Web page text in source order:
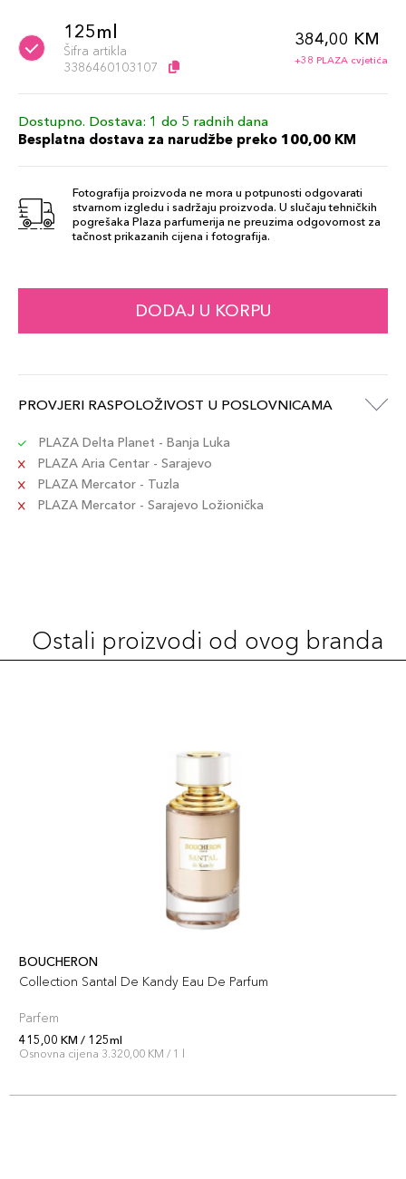
125ml
Šifra artikla
3386460103107
384,00 KM
+38 PLAZA cvjetića
Dostupno. Dostava: 1 do 5 radnih dana
Besplatna dostava za narudžbe preko 100,00 KM
Fotografija proizvoda ne mora u potpunosti odgovarati
stvarnom izgledu i sadržaju proizvoda. U slučaju tehničkih
pogrešaka Plaza parfumerija ne preuzima odgovornost za
tačnost prikazanih cijena i fotografija.
DODAJ U KORPU
PROVJERI RASPOLOŽIVOST U POSLOVNICAMA
PLAZA Delta Planet - Banja Luka
PLAZA Aria Centar - Sarajevo
PLAZA Mercator - Tuzla
PLAZA Mercator - Sarajevo Ložionička
Ostali proizvodi od ovog branda
BOUCHERON
Collection Santal De Kandy Eau De Parfum
Parfem
415,00 KM / 125ml
Osnovna cijena 3.320,00 KM / 1 l